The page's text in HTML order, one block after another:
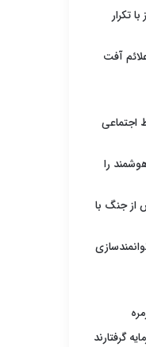
تکرار
آفت
اجتماعی
را
از جنگ با
گرفتارند